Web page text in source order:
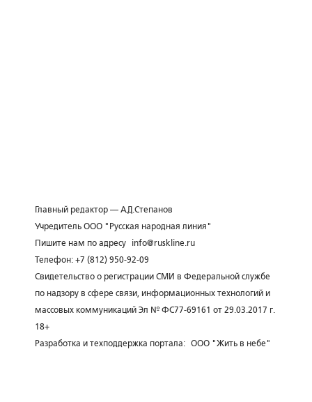
Главный редактор — А.Д.Степанов
Учредитель ООО "Русская народная линия"
Пишите нам по адресу
info@ruskline.ru
Телефон: +7 (812) 950-92-09
Свидетельство о регистрации СМИ в Федеральной службе
по надзору в сфере связи, информационных технологий и
массовых коммуникаций Эл № ФС77-69161 от 29.03.2017 г.
18+
Разработка и техподдержка портала: ООО "Жить в небе"